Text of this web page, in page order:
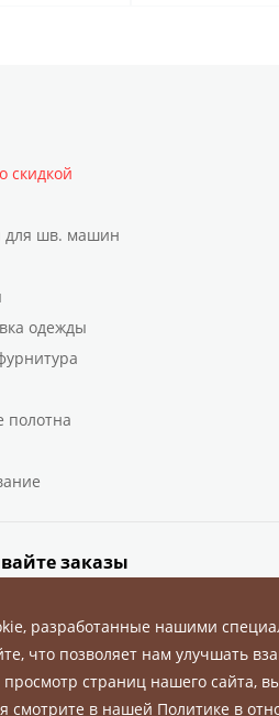
скидкой
для шв. машин
одежды
полотна
заказы
разработанные нашими
что позволяет нам улучшать
страниц нашего сайта,
смотрите в нашей Политике в